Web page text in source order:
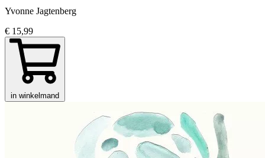
Yvonne Jagtenberg
€ 15,99
in winkelmand